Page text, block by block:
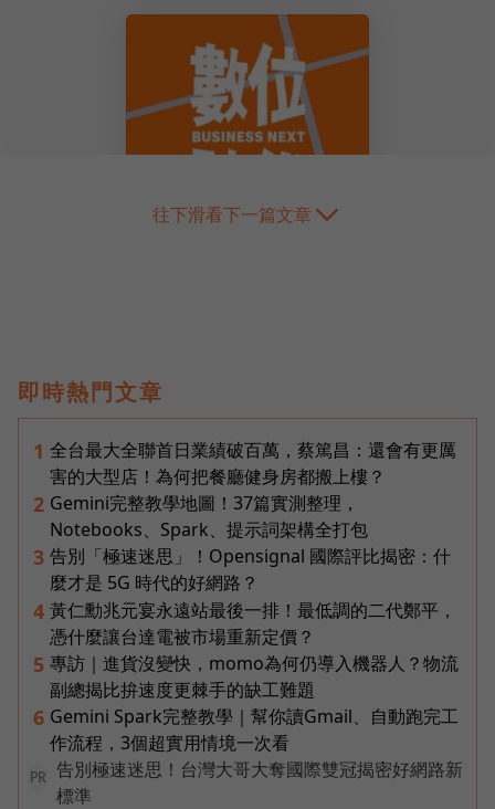
往下滑看下一篇文章
即時熱門文章
1 全台最大全聯首日業績破百萬，蔡篤昌：還會有更厲
害的大型店！為何把餐廳健身房都搬上樓？
2 Gemini完整教學地圖！37篇實測整理，
Notebooks、Spark、提示詞架構全打包
3 告別「極速迷思」！Opensignal 國際評比揭密：什
麼才是 5G 時代的好網路？
4 黃仁勳兆元宴永遠站最後一排！最低調的二代鄭平，
憑什麼讓台達電被市場重新定價？
5 專訪｜進貨沒變快，momo為何仍導入機器人？物流
副總揭比拚速度更棘手的缺工難題
6 Gemini Spark完整教學｜幫你讀Gmail、自動跑完工
作流程，3個超實用情境一次看
PR
告別極速迷思！台灣大哥大奪國際雙冠揭密好網路新
標準